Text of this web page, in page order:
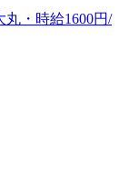
・時給1600円/